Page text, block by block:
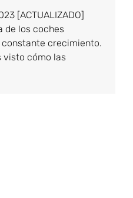
[ACTUALIZADO]
de los coches
crecimiento.
visto cómo las